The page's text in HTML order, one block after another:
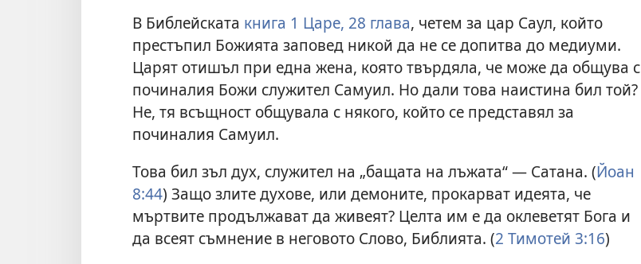
В Библейската книга 1 Царе, 28 глава, четем за цар Саул, който
престъпил Божията заповед никой да не се допитва до медиуми.
Царят отишъл при една жена, която твърдяла, че може да общува с
починалия Божи служител Самуил. Но дали това наистина бил той?
Не, тя всъщност общувала с някого, който се представял за
починалия Самуил.
Това бил зъл дух, служител на „бащата на лъжата“ — Сатана. (Йоан
8:44) Защо злите духове, или демоните, прокарват идеята, че
мъртвите продължават да живеят? Целта им е да оклеветят Бога и
да всеят съмнение в неговото Слово, Библията. (2 Тимотей 3:16)